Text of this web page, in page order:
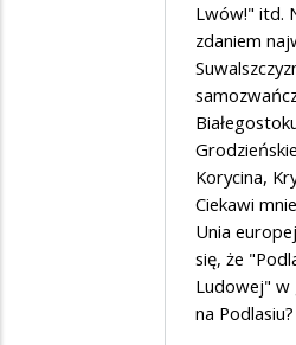
Lwów!" itd.
zdaniem
Korycina,
Ciekawi
Unia
się, że
Ludowej" w
na Podlasiu?